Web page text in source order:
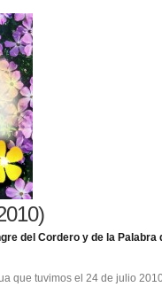
del Cordero y de la
que tuvimos el 24 de julio